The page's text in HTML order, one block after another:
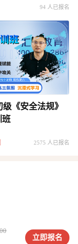
94 人已报名
《安全法规》
班
2575 人已报名
立即报名